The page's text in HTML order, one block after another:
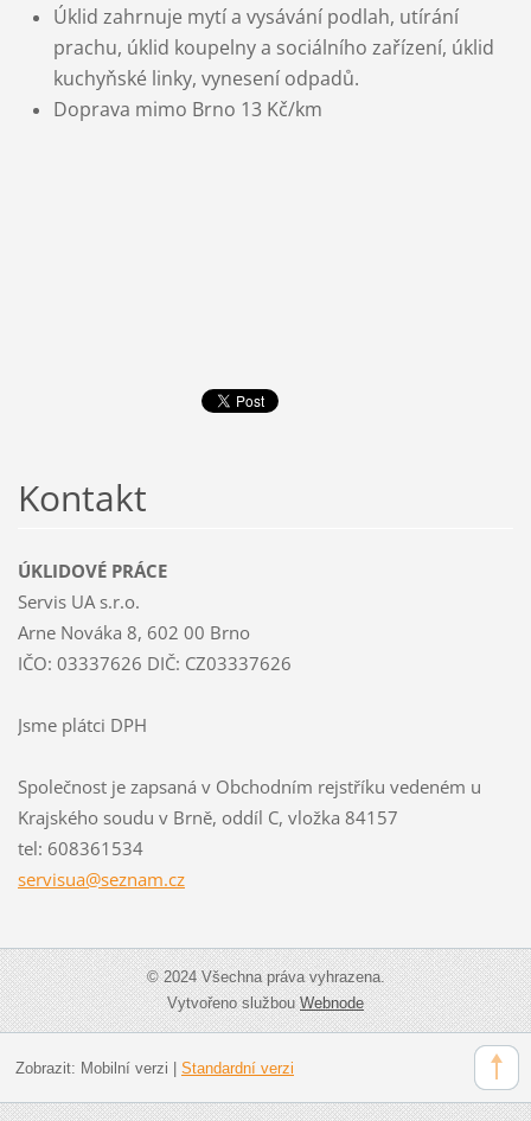
Úklid zahrnuje mytí a vysávání podlah, utírání
prachu, úklid koupelny a sociálního zařízení, úklid
kuchyňské linky, vynesení odpadů.
Doprava mimo Brno 13 Kč/km
Kontakt
ÚKLIDOVÉ PRÁCE
Servis UA s.r.o.
Arne Nováka 8, 602 00 Brno
IČO: 03337626 DIČ: CZ03337626
Jsme plátci DPH
Společnost je zapsaná v Obchodním rejstříku vedeném u
Krajského soudu v Brně, oddíl C, vložka 84157
tel: 608361534
servisua@seznam.cz
© 2024 Všechna práva vyhrazena.
Vytvořeno službouWebnode
Zobrazit: Mobilní verzi Standardní verzi